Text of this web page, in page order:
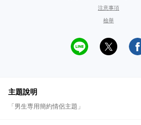
注意事項
檢舉
主題說明
「男生専用簡約情侶主題」